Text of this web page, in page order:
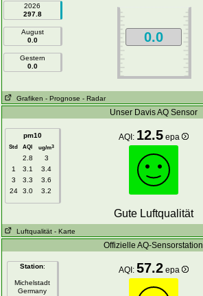
2026
297.8
August
0.0
Gestern
0.0
0.0
Grafiken - Prognose - Radar
Unser Davis AQ Sensor
pm10
Std AQI ug/m3
2.8
3
1
3.1
3.4
3
3.3
3.6
24
3.0 3.2
AQI: 12.5 epa
Gute Luftqualität
Luftqualität - Karte
Offizielle AQ-Sensorstation
Station:
Michelstadt
Germany
AQI: 57.2 epa